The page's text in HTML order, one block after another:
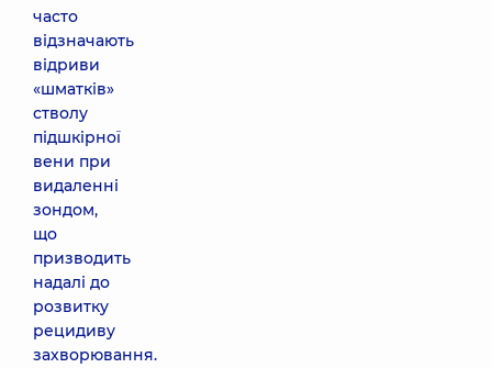
часто
відзначають
відриви
«шматків»
стволу
підшкірної
вени при
видаленні
зондом,
що
призводить
надалі до
розвитку
рецидиву
захворювання.